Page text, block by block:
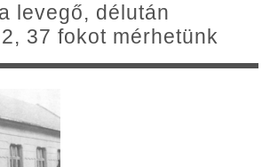
levegő, délután
37 fokot mérhetünk